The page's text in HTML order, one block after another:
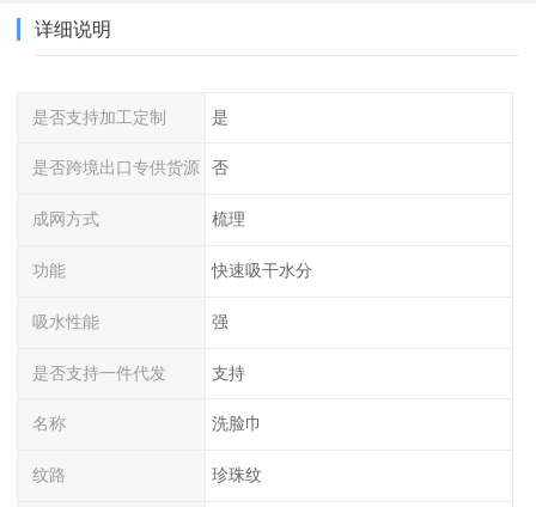
详细说明
是否支持加工定制 是
是否跨境出口专供货源 否
成网方式 梳理
功能 快速吸干水分
吸水性能 强
是否支持一件代发 支持
名称 洗脸巾
纹路 珍珠纹